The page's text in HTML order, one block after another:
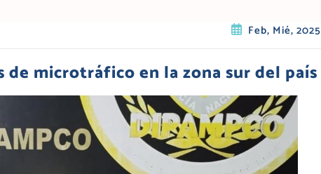
Feb, Mié, 2025
de microtráfico en la zona sur del país